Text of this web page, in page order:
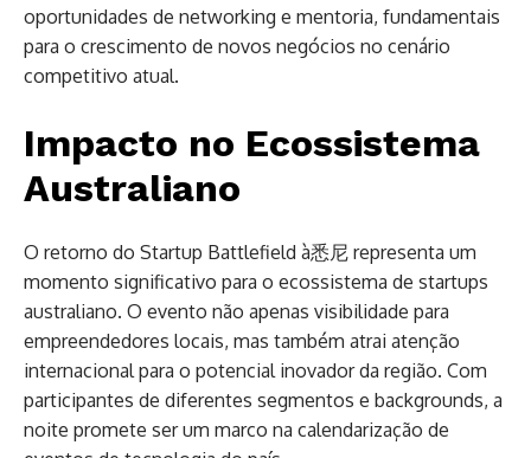
oportunidades de networking e mentoria, fundamentais
para o crescimento de novos negócios no cenário
competitivo atual.
Impacto no Ecossistema
Australiano
O retorno do Startup Battlefield à悉尼 representa um
momento significativo para o ecossistema de startups
australiano. O evento não apenas visibilidade para
empreendedores locais, mas também atrai atenção
internacional para o potencial inovador da região. Com
participantes de diferentes segmentos e backgrounds, a
noite promete ser um marco na calendarização de